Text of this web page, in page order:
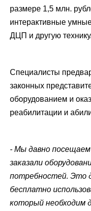
размере 1,5 млн.
интерактивные
ДЦП и другую технику.
Специалисты
законных
оборудованием и
реабилитации и
- Мы давно
заказали
потребностей. Это
бесплатно
который необходим